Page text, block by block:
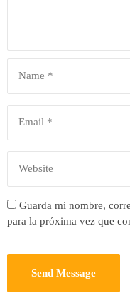
Guarda mi nombre,
para la próxima vez que